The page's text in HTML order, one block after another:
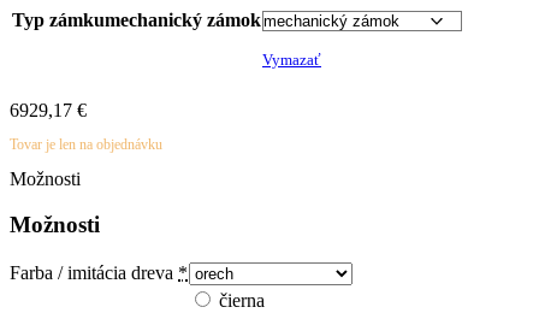
7415,39 €
Typ zámkumechanický zámok
Vymazať
6929,17 €
Tovar je len na objednávku
Možnosti
Možnosti
Farba / imitácia dreva *
čierna